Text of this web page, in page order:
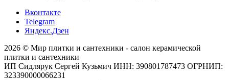
Вконтакте
Telegram
Яндекс.Дзен
2026 © Мир плитки и сантехники - салон керамической
плитки и сантехники
ИП Сидлярук Сергей Кузьмич ИНН: 390801787473 ОГРНИП:
323390000066231